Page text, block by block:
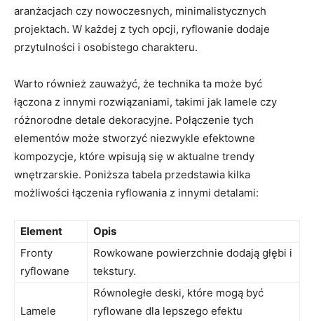
aranżacjach czy nowoczesnych, minimalistycznych
projektach. W każdej z tych opcji, ryflowanie dodaje
przytulności i osobistego charakteru.
Warto również zauważyć, że technika ta może być
łączona z innymi rozwiązaniami, takimi jak lamele czy
różnorodne detale dekoracyjne. Połączenie tych
elementów może stworzyć niezwykle efektowne
kompozycje, które wpisują się w aktualne trendy
wnętrzarskie. Poniższa tabela przedstawia kilka
możliwości łączenia ryflowania z innymi detalami:
Element
Opis
Fronty
ryflowane
Rowkowane powierzchnie dodają głębi i
tekstury.
Lamele
Równoległe deski, które mogą być
ryflowane dla lepszego efektu